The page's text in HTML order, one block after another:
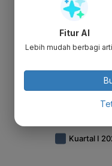
Fitur AI
Lebih mudah berbagi